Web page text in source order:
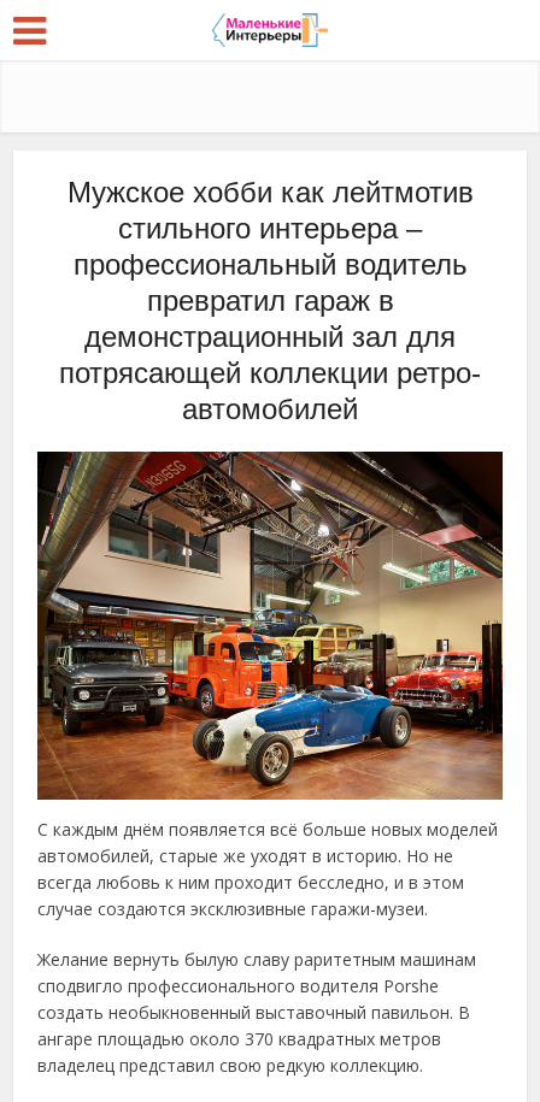
Мужское хобби как лейтмотив
стильного интерьера –
профессиональный водитель
превратил гараж в
демонстрационный зал для
потрясающей коллекции ретро-
автомобилей
С каждым днём появляется всё больше новых моделей
автомобилей, старые же уходят в историю. Но не
всегда любовь к ним проходит бесследно, и в этом
случае создаются эксклюзивные гаражи-музеи.
Желание вернуть былую славу раритетным машинам
сподвигло профессионального водителя Porshe
создать необыкновенный выставочный павильон. В
ангаре площадью около 370 квадратных метров
владелец представил свою редкую коллекцию.